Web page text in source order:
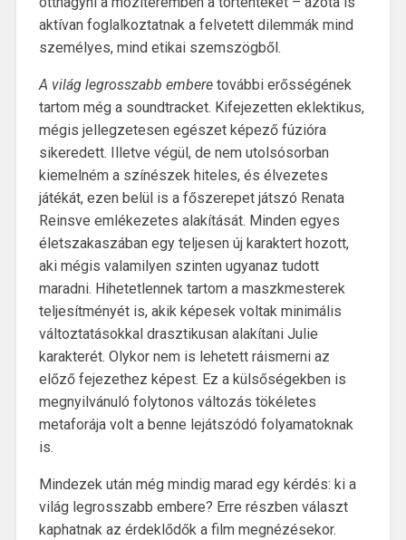
aktívan foglalkoztatnak a felvetett dilemmák mind
személyes, mind etikai szemszögből.
A világ legrosszabb embere további erősségének
tartom még a soundtracket. Kifejezetten eklektikus,
mégis jellegzetesen egészet képező fúzióra
sikeredett. Illetve végül, de nem utolsósorban
kiemelném a színészek hiteles, és élvezetes
játékát, ezen belül is a főszerepet játszó Renata
Reinsve emlékezetes alakítását. Minden egyes
életszakaszában egy teljesen új karaktert hozott,
aki mégis valamilyen szinten ugyanaz tudott
maradni. Hihetetlennek tartom a maszkmesterek
teljesítményét is, akik képesek voltak minimális
változtatásokkal drasztikusan alakítani Julie
karakterét. Olykor nem is lehetett ráismerni az
előző fejezethez képest. Ez a külsőségekben is
megnyilvánuló folytonos változás tökéletes
metaforája volt a benne lejátszódó folyamatoknak
is.
Mindezek után még mindig marad egy kérdés: ki a
világ legrosszabb embere? Erre részben választ
kaphatnak az érdeklődők a film megnézésekor.